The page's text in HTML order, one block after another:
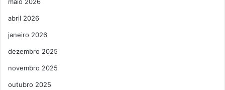
abril 2026
janeiro 2026
dezembro 2025
novembro 2025
outubro 2025